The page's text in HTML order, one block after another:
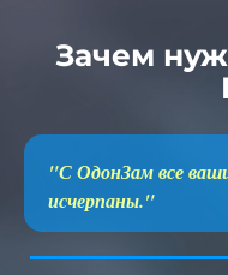
Зачем
"С ОдонЗам все
исчерпаны."